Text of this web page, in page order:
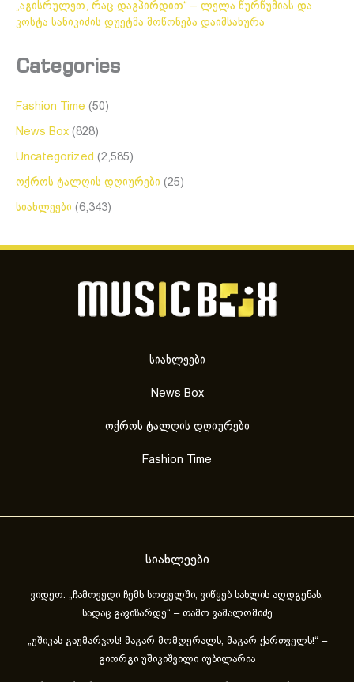
„აგისრულეთ, რაც დაგპირდით“ – ლელა წურწუმიას და
კოსტა სანიკიძის დუეტმა მოწონება დაიმსახურა
Categories
Fashion Time (50)
News Box (828)
Uncategorized (2,585)
ოქროს ტალღის დღიურები (25)
სიახლეები (6,343)
სიახლეები
News Box
ოქროს ტალღის დღიურები
Fashion Time
სიახლეები
ვიდეო: „ჩამოვედი ჩემს სოფელში, ვიწყებ სახლის აღდგენას,
სადაც გავიზარდე“ – თამო ვაშალომიძე
„უშიკას გაუმარჯოს! მაგარ მომღერალს, მაგარ ქართველს!“ –
გიორგი უშიკიშვილი იუბილარია